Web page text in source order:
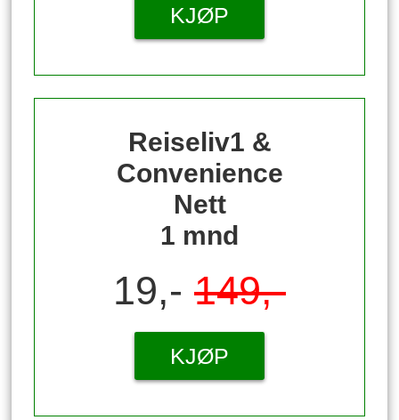
KJØP
Reiseliv1 &
Convenience
Nett
1 mnd
19,- 149,-
KJØP